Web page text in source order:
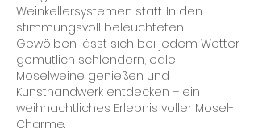
Weinkellersystemen statt. In den
stimmungsvoll beleuchteten
Gewölben lässt sich bei jedem Wetter
gemütlich schlendern, edle
Moselweine genießen und
Kunsthandwerk entdecken – ein
weihnachtliches Erlebnis voller Mosel-
Charme.